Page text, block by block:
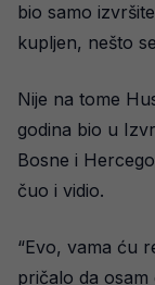
bio samo
kupljen, nešto
Nije na tome
godina bio u
Bosne i
čuo i vidio.
“Evo, vama ću
pričalo da osam